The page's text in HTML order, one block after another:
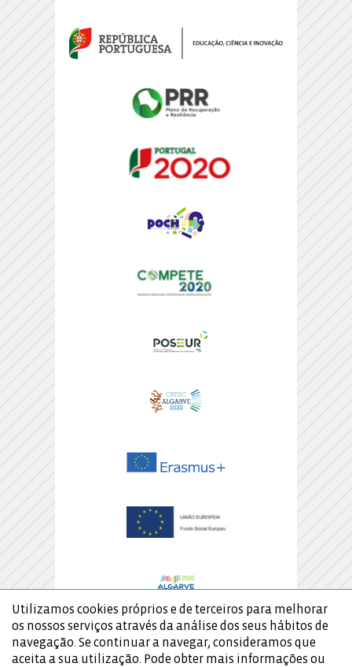
Utilizamos cookies próprios e de terceiros para melhorar
os nossos serviços através da análise dos seus hábitos de
navegação. Se continuar a navegar, consideramos que
aceita a sua utilização. Pode obter mais informações ou